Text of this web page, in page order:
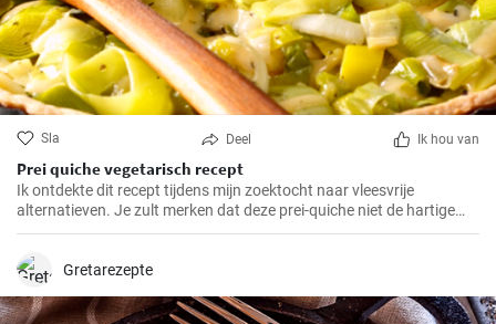
Sla Deel Ik hou van
Prei quiche vegetarisch recept
Ik ontdekte dit recept tijdens mijn zoektocht naar vleesvrije
alternatieven. Je zult merken dat deze prei-quiche niet de hartige
smaak mist van versies met vlees. Het is makkelijk te maken en
tevoren klaar te maken. Daarom is dit recept al jaren een van mijn
Gretarezepte